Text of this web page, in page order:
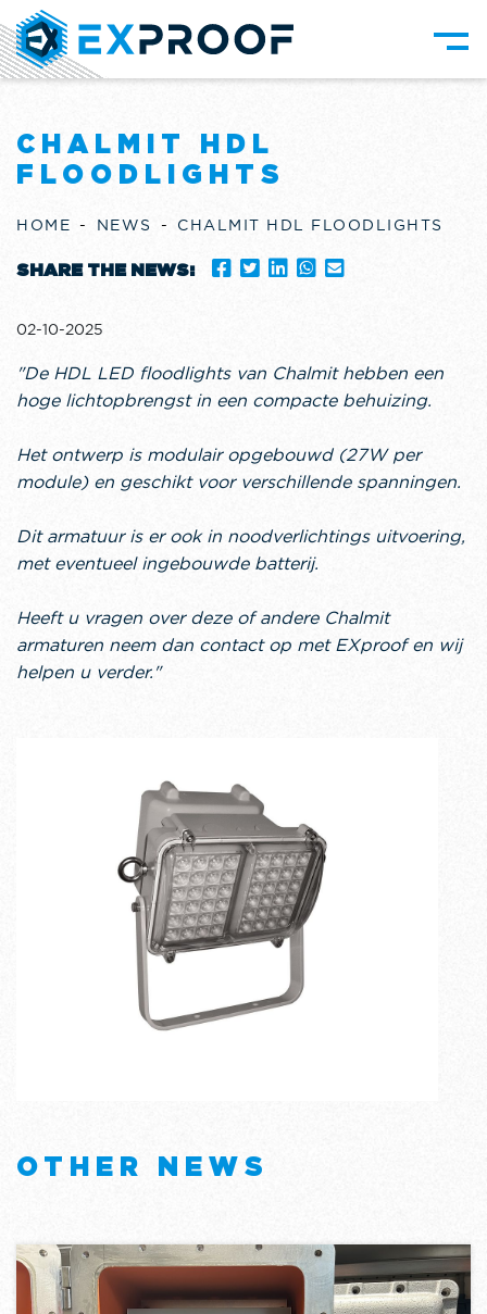
CHALMIT HDL
FLOODLIGHTS
HOME NEWS CHALMIT HDL FLOODLIGHTS
SHARE THE NEWS:
02-10-2025
"De HDL LED floodlights van Chalmit hebben een
hoge lichtopbrengst in een compacte behuizing.
Het ontwerp is modulair opgebouwd (27W per
module) en geschikt voor verschillende spanningen.
Dit armatuur is er ook in noodverlichtings uitvoering,
met eventueel ingebouwde batterij.
Heeft u vragen over deze of andere Chalmit
armaturen neem dan contact op met EXproof en wij
helpen u verder."
OTHER NEWS